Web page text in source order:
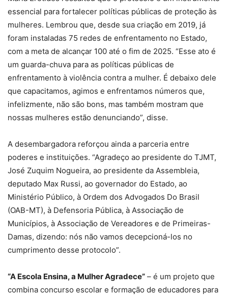
essencial para fortalecer políticas públicas de proteção às
mulheres. Lembrou que, desde sua criação em 2019, já
foram instaladas 75 redes de enfrentamento no Estado,
com a meta de alcançar 100 até o fim de 2025. “Esse ato é
um guarda-chuva para as políticas públicas de
enfrentamento à violência contra a mulher. É debaixo dele
que capacitamos, agimos e enfrentamos números que,
infelizmente, não são bons, mas também mostram que
nossas mulheres estão denunciando”, disse.
A desembargadora reforçou ainda a parceria entre
poderes e instituições. “Agradeço ao presidente do TJMT,
José Zuquim Nogueira, ao presidente da Assembleia,
deputado Max Russi, ao governador do Estado, ao
Ministério Público, à Ordem dos Advogados Do Brasil
(OAB-MT), à Defensoria Pública, à Associação de
Municípios, à Associação de Vereadores e de Primeiras-
Damas, dizendo: nós não vamos decepcioná-los no
cumprimento desse protocolo”.
“A Escola Ensina, a Mulher Agradece” – é um projeto que
combina concurso escolar e formação de educadores para